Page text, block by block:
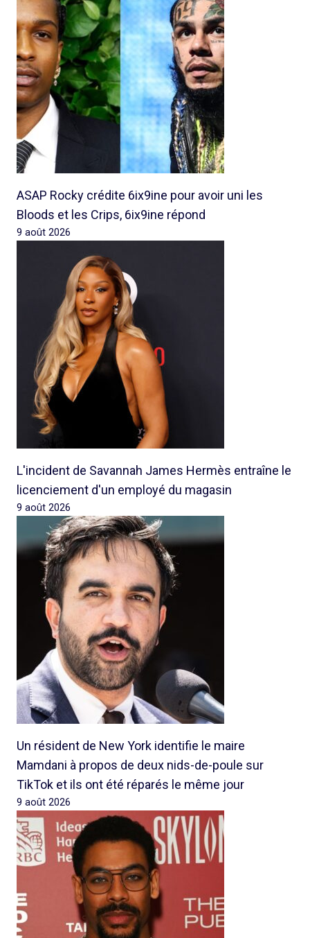
ASAP Rocky crédite 6ix9ine pour avoir uni les
Bloods et les Crips, 6ix9ine répond
9 août 2026
L'incident de Savannah James Hermès entraîne le
licenciement d'un employé du magasin
9 août 2026
Un résident de New York identifie le maire
Mamdani à propos de deux nids-de-poule sur
TikTok et ils ont été réparés le même jour
9 août 2026